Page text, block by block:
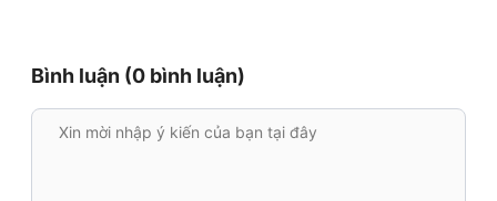
Bình luận (0 bình luận)